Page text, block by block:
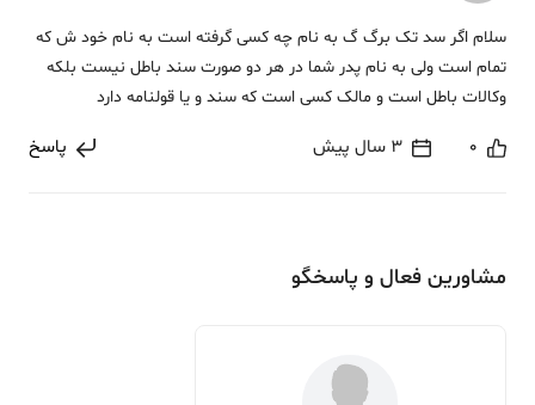
سلام اگر سد تک برگ گ به نام چه کسی گرفته است به نام خود ش که
تمام است ولی به نام پدر شما در هر دو صورت سند باطل نیست بلکه
وکالات باطل است و مالک کسی است که سند و یا قولنامه دارد
0 3 سال پیش پاسخ
مشاورین فعال و پاسخگو